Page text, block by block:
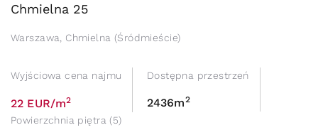
Chmielna 25
Warszawa, Chmielna (Śródmieście)
Wyjściowa cena najmu
22 EUR/m2
Dostępna przestrzeń
2436m2
Powierzchnia piętra (5)